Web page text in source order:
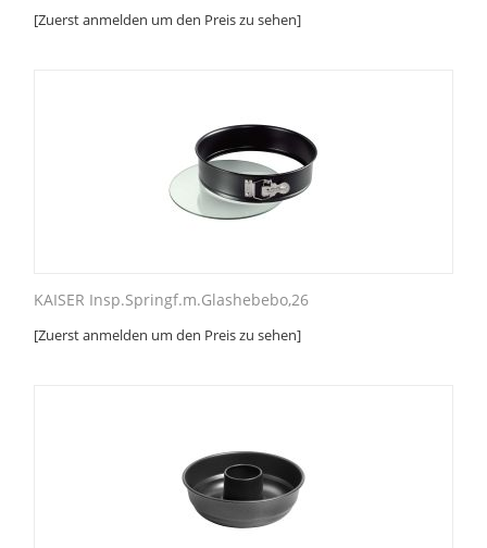
[Zuerst anmelden um den Preis zu sehen]
KAISER Insp.Springf.m.Glashebebo,26
[Zuerst anmelden um den Preis zu sehen]